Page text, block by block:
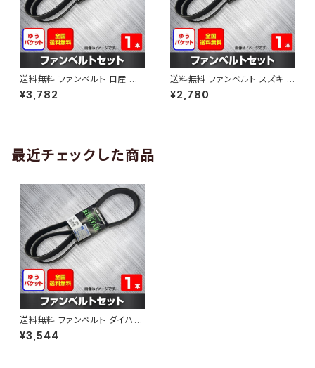
送料無料 ファンベルト 日産 キ
ューブ 型式Z12 H20.11～H24.
10 （国内トップメーカー） 1本 H
¥3,782
送料無料 ファンベルト スズキ ワ
ゴンR 型式MH34S H24.09～
H29.02 （国内トップメーカー）
¥2,780
最近チェックした商品
送料無料 ファンベルト ダイハツ
ブーン 型式M610S H26.04～
H28.04 （国内トップメーカー）
¥3,544